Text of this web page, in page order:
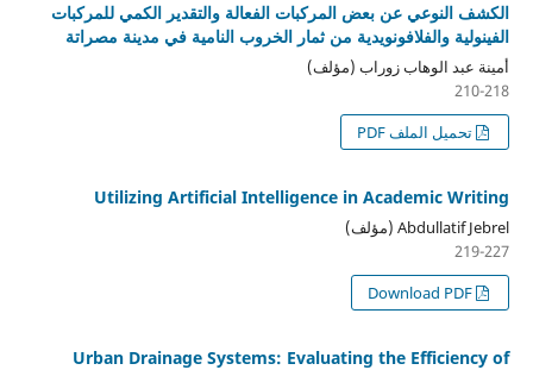
الكشف النوعي عن بعض المركبات الفعالة والتقدير الكمي للمركبات
الفينولية والفلافونويدية من ثمار الخروب النامية في مدينة مصراتة
أمينة عبد الوهاب زوراب (مؤلف)
210-218
تحميل الملف PDF
Utilizing Artificial Intelligence in Academic Writing
Abdullatif Jebrel (مؤلف)
219-227
Download PDF
Urban Drainage Systems: Evaluating the Efficiency of